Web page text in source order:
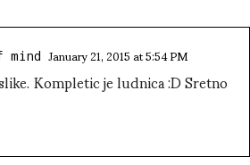
mind January 21, 2015 at 5:54 PM
Kompletic je ludnica :D Sretno